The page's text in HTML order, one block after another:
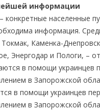
информации
конкретные населенные
информация.
Каменка-
Энергодар и Пологи, –
в помощи украинцев
в Запорожской